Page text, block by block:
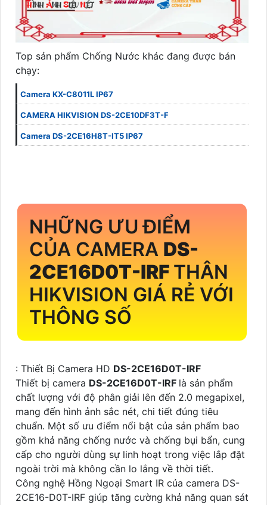
Top sản phẩm Chống Nước khác đang được bán
chạy:
Camera KX-C8011L IP67
CAMERA HIKVISION DS-2CE10DF3T-F
Camera DS-2CE16H8T-IT5 IP67
NHỮNG ƯU ĐIỂM
CỦA CAMERA DS-
2CE16D0T-IRF THÂN
HIKVISION GIÁ RẺ VỚI
THÔNG SỐ
: Thiết Bị Camera HD DS-2CE16D0T-IRF
Thiết bị camera DS-2CE16D0T-IRF là sản phẩm
chất lượng với độ phân giải lên đến 2.0 megapixel,
mang đến hình ảnh sắc nét, chi tiết đúng tiêu
chuẩn. Một số ưu điểm nổi bật của sản phẩm bao
gồm khả năng chống nước và chống bụi bẩn, cung
cấp cho người dùng sự linh hoạt trong việc lắp đặt
ngoài trời mà không cần lo lắng về thời tiết.
Công nghệ Hồng Ngoại Smart IR của camera DS-
2CE16-D0T-IRF giúp tăng cường khả năng quan sát